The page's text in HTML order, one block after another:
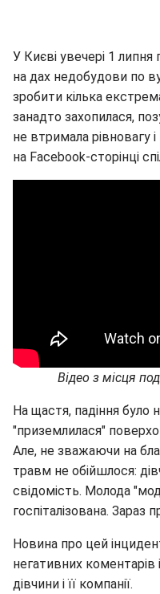
У Києві увечері 1
на дах недобудови по
зробити кілька
занадто захопилася,
не втримала рівновагу
на Facebook-сторінці
Відео з місця
На щастя, падіння було
"приземлилася"
Але, не зважаючи на
травм не обійшлося:
свідомість. Молода
госпіталізована. Зараз
Новина про цей
негативних коментарів
дівчини і її компанії.